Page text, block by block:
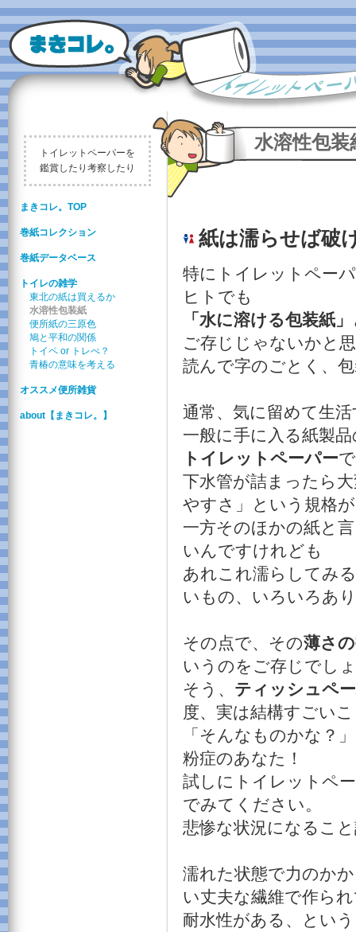
トイレットペーパーを
鑑賞したり考察したり
まきコレ。TOP
巻紙コレクション
巻紙データベース
トイレの雑学
東北の紙は買えるか
水溶性包装紙
便所紙の三原色
鳩と平和の関係
トイペ or トレぺ？
青椿の意味を考える
オススメ便所雑貨
about【まきコレ。】
水溶性包
紙は濡らせば破
特にトイレットペー
ヒトでも
「水に溶ける包装紙」
ご存じじゃないかと
読んで字のごとく、
通常、気に留めて生
一般に手に入る紙製
トイレットペーパー
下水管が詰まったら
やすさ」という規格
一方そのほかの紙と
いんですけれども
あれこれ濡らしてみ
いもの、いろいろあ
その点で、その薄さ
いうのをご存じでし
そう、 ティッシュペ
度、実は結構すごい
「そんなものかな？
粉症のあなた！
試しにトイレットペ
でみてください。
悲惨な状況になるこ
濡れた状態で力のか
い丈夫な繊維で作ら
耐水性がある、とい